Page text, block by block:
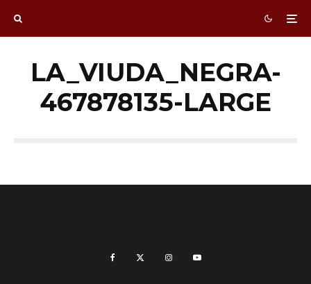
LA_VIUDA_NEGRA-
467878135-LARGE